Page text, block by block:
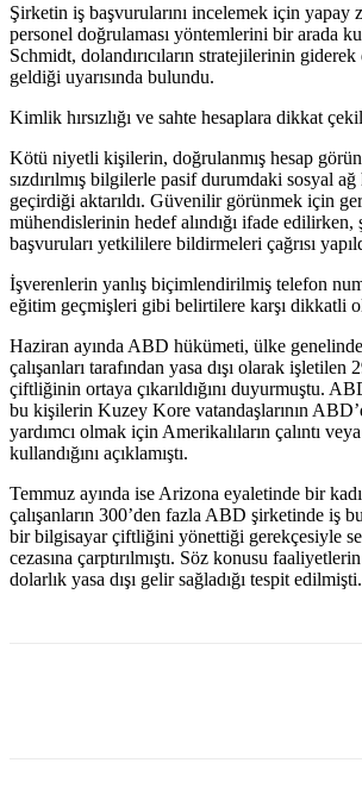
Şirketin iş başvurularını incelemek için yapay
personel doğrulaması yöntemlerini bir arada
Schmidt, dolandırıcıların stratejilerinin giderek
geldiği uyarısında bulundu.
Kimlik hırsızlığı ve sahte hesaplara dikkat
Kötü niyetli kişilerin, doğrulanmış hesap
sızdırılmış bilgilerle pasif durumdaki sosyal ağ
geçirdiği aktarıldı. Güvenilir görünmek için
mühendislerinin hedef alındığı ifade edilirken,
başvuruları yetkililere bildirmeleri çağrısı
İşverenlerin yanlış biçimlendirilmiş telefon
eğitim geçmişleri gibi belirtilere karşı dikkatli
Haziran ayında ABD hükümeti, ülke
çalışanları tarafından yasa dışı olarak
çiftliğinin ortaya çıkarıldığını duyurmuştu.
bu kişilerin Kuzey Kore vatandaşlarının
yardımcı olmak için Amerikalıların çalıntı
kullandığını açıklamıştı.
Temmuz ayında ise Arizona eyaletinde bir
çalışanların 300’den fazla ABD şirketinde iş
bir bilgisayar çiftliğini yönettiği gerekçesiyle
cezasına çarptırılmıştı. Söz konusu
dolarlık yasa dışı gelir sağladığı tespit edilmişti.